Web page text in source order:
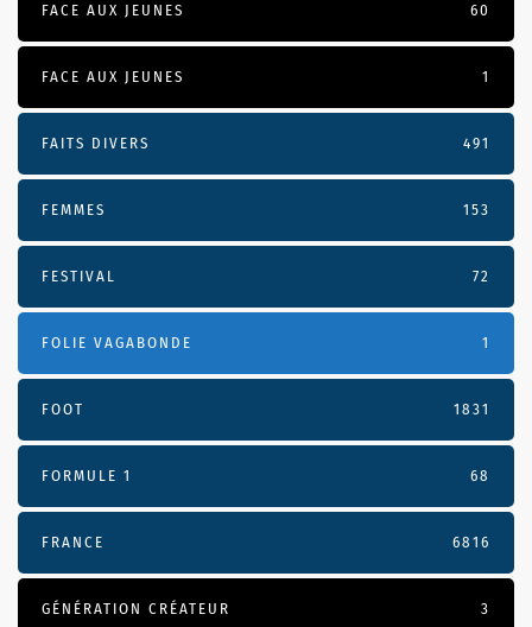
FACE AUX JEUNES 60
FACE AUX JEUNES 1
FAITS DIVERS 491
FEMMES 153
FESTIVAL 72
FOLIE VAGABONDE 1
FOOT 1831
FORMULE 1 68
FRANCE 6816
GÉNÉRATION CRÉATEUR 3